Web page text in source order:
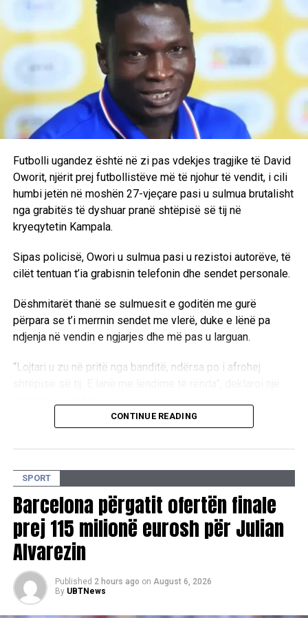
Futbolli ugandez është në zi pas vdekjes tragjike të David
Oworit, njërit prej futbollistëve më të njohur të vendit, i cili
humbi jetën në moshën 27-vjeçare pasi u sulmua brutalisht
nga grabitës të dyshuar pranë shtëpisë së tij në
kryeqytetin Kampala.
Sipas policisë, Owori u sulmua pasi u rezistoi autorëve, të
cilët tentuan t’ia grabisnin telefonin dhe sendet personale.
Dëshmitarët thanë se sulmuesit e goditën me gurë
përpara se t’i merrnin sendet me vlerë, duke e lënë pa
ndjenja në vendin e ngjarjes dhe më pas u larguan.
“Lojtari u zu në pritë nga banditë, ndërsa po i afrohej
Sulmi ndodhi të martën në mbrëmje, ndërsa Owori ndërroi
jetë të mërkurën si pasojë e plagëve të marra.
David Owori ishte kapiten i SC Villa, kampionit në fuqi të
Ugandës, ku shquhej si mbrojtës dhe mesfushor. Ai kishte
veshur edhe fanellën e përfaqësueses së Ugandës, duke
qenë një nga emrat më të respektuar të futbollit në vend.
Në një reagim prekës, SC Villa shprehu dhimbjen për
humbjen e kapitenit të saj.
“Kemi humbur më shumë se një lojtar. Kemi humbur një
CONTINUE READING
SPORT
Barcelona përgatit ofertën finale
prej 115 milionë eurosh për Julian
Alvarezin
Published 2 hours ago on August 6, 2026
By UBTNews